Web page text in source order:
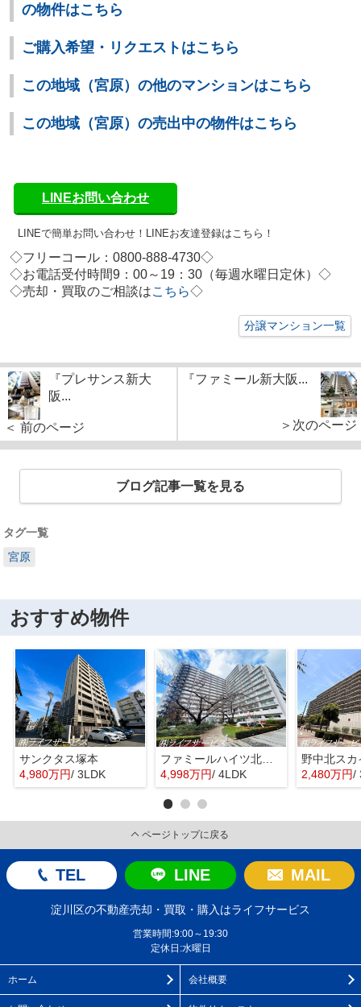
の物件はこちら
ご購入希望・リクエストはこちら
この地域（宮原）の他のマンションはこちら
この地域（宮原）の売出中の物件はこちら
LINEお問い合わせ
LINEで簡単お問い合わせ！ LINEお友達登録はこちら！
◇フリーコール：0800-888-4730◇
◇お電話受付時間9：00～19：30（毎週水曜日定休）◇
◇売却・買取のご相談はこちら◇
分譲マンション一覧
『プレサンス新大
阪...
＜ 前のページ
『ファミール新大阪...
＞次のページ
ブログ記事一覧を見る
タグ一覧
宮原
おすすめ物件
サンクタス塚本
4,980万円/ 3LDK
ファミールハイツ北大阪４号棟
4,998万円/ 4LDK
野中北スカ
2,480万円/
ページトップに戻る
TEL LINE MAIL
淀川区の不動産売却・買取・購入はライフサービス
営業時間:9:00～19:30
定休日:水曜日
ホーム 会社概要